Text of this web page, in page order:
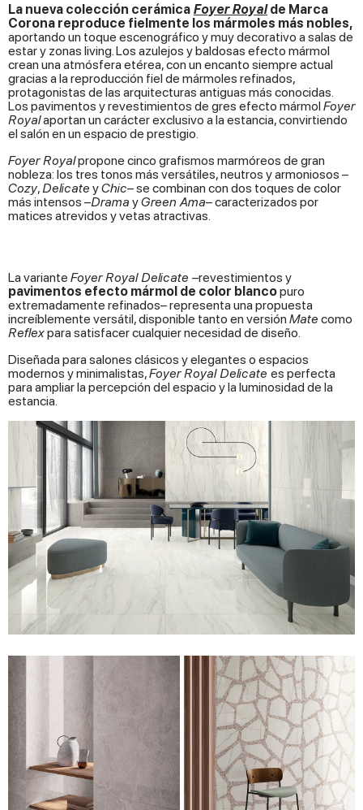
La nueva colección cerámica Foyer Royalde Marca
Corona reproduce fielmente los mármoles más nobles,
aportando un toque escenográfico y muy decorativo a salas de
estar y zonas living. Los azulejos y baldosas efecto mármol
crean una atmósfera etérea, con un encanto siempre actual
gracias a la reproducción fiel de mármoles refinados,
protagonistas de las arquitecturas antiguas más conocidas.
Los pavimentos y revestimientos de gres efecto mármolFoyer
Royalaportan un carácter exclusivo a la estancia, convirtiendo
el salón en un espacio de prestigio.
Foyer Royalpropone cinco grafismos marmóreos de gran
nobleza: los tres tonos más versátiles, neutros y armoniosos –
Cozy, Delicate yChic– se combinan con dos toques de color
más intensos –Drama yGreen Ama– caracterizados por
matices atrevidos y vetas atractivas.‎
La variante Foyer Royal Delicate –revestimientos y
pavimentos efecto mármol de color blancopuro
extremadamente refinados– representa una propuesta
increíblemente versátil, disponible tanto en versión Mate como
Reflexpara satisfacer cualquier necesidad de diseño.
Diseñada para salones clásicos y elegantes o espacios
modernos y minimalistas,Foyer Royal Delicate es perfecta
para ampliar la percepción del espacio y la luminosidad de la
estancia.